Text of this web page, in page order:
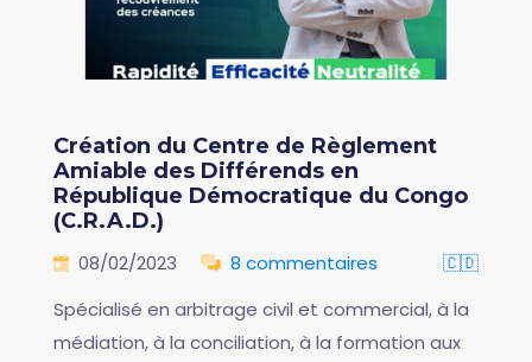
Création du Centre de Règlement
Amiable des Différends en
République Démocratique du Congo
(C.R.A.D.)
08/02/2023 8 commentaires
🇨🇩
Spécialisé en arbitrage civil et commercial, à la
médiation, à la conciliation, à la formation aux